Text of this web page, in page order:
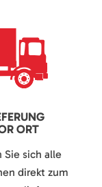
ORT
Sie sich alle
direkt zum